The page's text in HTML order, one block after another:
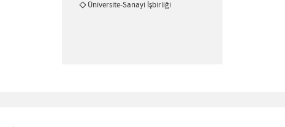
Üniversite-Sanayi İşbirliği